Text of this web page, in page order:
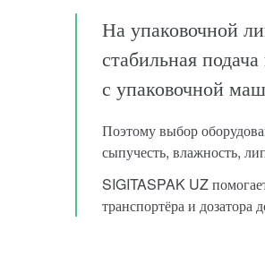
На упаковочной
стабильная
с упаковочной
Поэтому выбор
сыпучесть, влажность,
SIGITASPAK UZ
транспортёра и дозатора